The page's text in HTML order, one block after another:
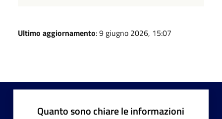
Ultimo aggiornamento: 9 giugno 2026, 15:07
Quanto sono chiare le informazioni